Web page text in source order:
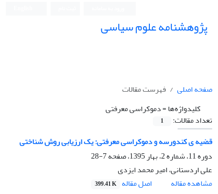
پژوهشنامه علوم سیاسی
صفحه اصلی
فهرست مقالات
کلیدواژه‌ها =دموکراسی معرفتی
تعداد مقالات:
1
قضیه ی کندورسه و دموکراسی معرفتی: یک ارزیابی روش شناختی
دوره 11، شماره 2، بهار 1395، صفحه
7-28
علی اردستانی، امیر محمد ایزدی
مشاهده مقاله
اصل مقاله 399.41 K